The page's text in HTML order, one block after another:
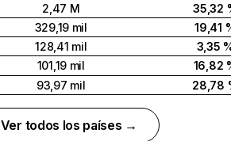
2,47 M
35,32
329,19 mil
19,41
128,41 mil
3,35
101,19 mil
16,82
93,97 mil 28,78
Ver todos los países →